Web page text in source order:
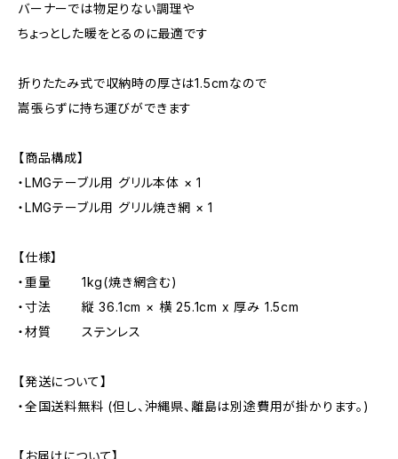
バーナーでは物足りない調理や
ちょっとした暖をとるのに最適です
折りたたみ式で収納時の厚さは1.5cmなので
嵩張らずに持ち運びができます
【商品構成】
・LMGテーブル用 グリル本体 × 1
・LMGテーブル用 グリル焼き網 × 1
【仕様】
・重量 1kg(焼き網含む)
・寸法 縦 36.1cm × 横 25.1cm x 厚み 1.5cm
・材質 ステンレス
【発送について】
・全国送料無料 (但し、沖縄県、離島は別途費用が掛かります。)
【お届けについて】